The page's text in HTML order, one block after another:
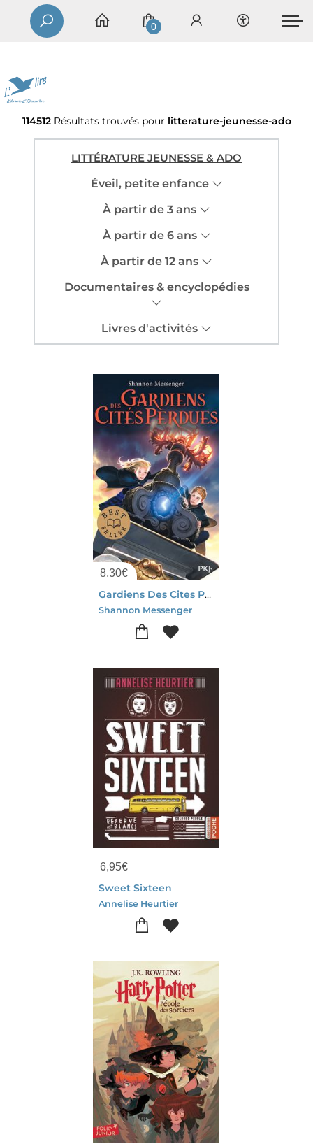
0
114512 Résultats trouvés pour litterature-jeunesse-ado
LITTÉRATURE JEUNESSE & ADO
Éveil, petite enfance
À partir de 3 ans
À partir de 6 ans
À partir de 12 ans
Documentaires & encyclopédies
Livres d'activités
8,30€
Gardiens Des Cites Perdues Tome 1
Shannon Messenger
6,95€
Sweet Sixteen
Annelise Heurtier